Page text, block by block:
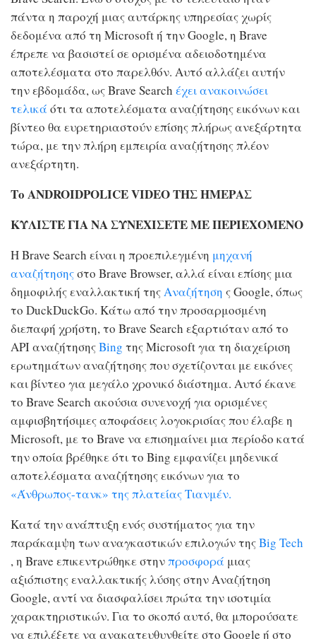
πάντα η παροχή μιας αυτάρκης υπηρεσίας χωρίς
δεδομένα από τη Microsoft ή την Google, η Brave
έπρεπε να βασιστεί σε ορισμένα αδειοδοτημένα
αποτελέσματα στο παρελθόν. Αυτό αλλάζει αυτήν
την εβδομάδα, ως Brave Search έχει ανακοινώσει
τελικά ότι τα αποτελέσματα αναζήτησης εικόνων και
βίντεο θα ευρετηριαστούν επίσης πλήρως ανεξάρτητα
τώρα, με την πλήρη εμπειρία αναζήτησης πλέον
ανεξάρτητη.
Το ANDROIDPOLICE VIDEO ΤΗΣ ΗΜΕΡΑΣ
ΚΥΛΙΣΤΕ ΓΙΑ ΝΑ ΣΥΝΕΧΙΣΕΤΕ ΜΕ ΠΕΡΙΕΧΟΜΕΝΟ
Η Brave Search είναι η προεπιλεγμένη μηχανή
αναζήτησηςστο Brave Browser, αλλά είναι επίσης μια
δημοφιλής εναλλακτική τηςΑναζήτηση ς Google, όπως
το DuckDuckGo. Κάτω από την προσαρμοσμένη
διεπαφή χρήστη, το Brave Search εξαρτιόταν από το
API αναζήτησηςBing της Microsoft για τη διαχείριση
ερωτημάτων αναζήτησης που σχετίζονται με εικόνες
και βίντεο για μεγάλο χρονικό διάστημα. Αυτό έκανε
το Brave Search ακούσια συνενοχή για ορισμένες
αμφισβητήσιμες αποφάσεις λογοκρισίας που έλαβε η
Microsoft, με το Brave να επισημαίνει μια περίοδο κατά
την οποία βρέθηκε ότι το Bing εμφανίζει μηδενικά
αποτελέσματα αναζήτησης εικόνων για το
«Άνθρωπος-τανκ» της πλατείας Τιανμέν.
Κατά την ανάπτυξη ενός συστήματος για την
παράκαμψη των αναγκαστικών επιλογών τηςBig Tech
, η Brave επικεντρώθηκε στηνπροσφορά μιας
αξιόπιστης εναλλακτικής λύσης στην Αναζήτηση
Google, αντί να διασφαλίσει πρώτα την ισοτιμία
χαρακτηριστικών. Για το σκοπό αυτό, θα μπορούσατε
να επιλέξετε να ανακατευθυνθείτε στο Google ή στο